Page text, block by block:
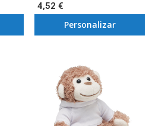
4,52 €
Personalizar